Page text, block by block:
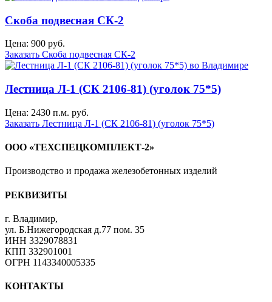
Скоба подвесная СК-2
Цена: 900 руб.
Заказать Скоба подвесная СК-2
Лестница Л-1 (СК 2106-81) (уголок 75*5)
Цена: 2430 п.м. руб.
Заказать Лестница Л-1 (СК 2106-81) (уголок 75*5)
ООО «ТЕХСПЕЦКОМПЛЕКТ-2»
Производство и продажа железобетонных изделий
РЕКВИЗИТЫ
г. Владимир,
ул. Б.Нижегородская д.77 пом. 35
ИНН 3329078831
КПП 332901001
ОГРН 1143340005335
КОНТАКТЫ